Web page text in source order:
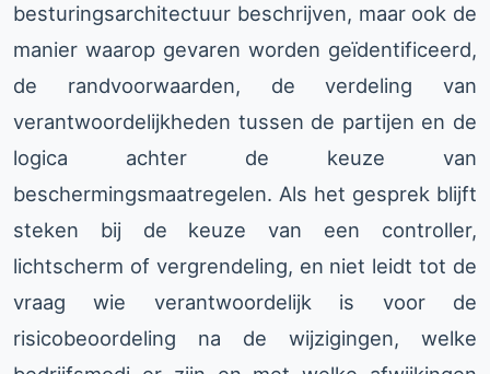
besturingsarchitectuur beschrijven, maar ook de
manier waarop gevaren worden geïdentificeerd,
de randvoorwaarden, de verdeling van
verantwoordelijkheden tussen de partijen en de
logica achter de keuze van
beschermingsmaatregelen. Als het gesprek blijft
steken bij de keuze van een controller,
lichtscherm of vergrendeling, en niet leidt tot de
vraag wie verantwoordelijk is voor de
risicobeoordeling na de wijzigingen, welke